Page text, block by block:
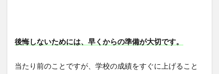
後悔しないためには、早くからの準備が大切です。
当たり前のことですが、学校の成績をすぐに上げること